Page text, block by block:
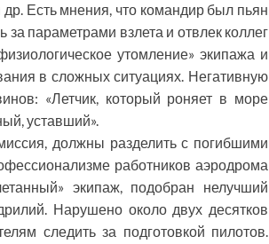
Есть мнения, что командир был пьян
параметрами взлета и отвлек коллег
утомление» экипажа и
в сложных ситуациях. Негативную
«Летчик, который роняет в море
уставший».
должны разделить с погибшими
работников аэродрома
экипаж, подобран нелучший
Нарушено около двух десятков
следить за подготовкой пилотов.